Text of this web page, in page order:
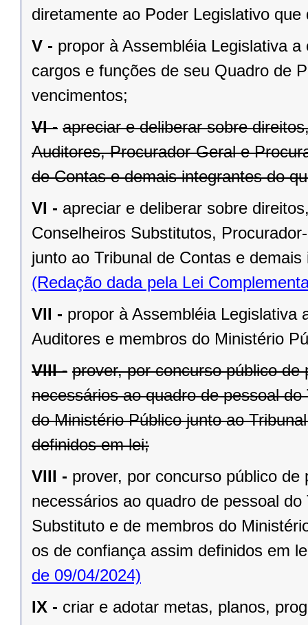
diretamente ao Poder Legislativo
V - propor à Assembléia Legislativa
cargos e funções de seu Quadro de
vencimentos;
VI - apreciar e deliberar sobre
Auditores, Procurador-Geral e
de Contas e demais integrantes do
VI - apreciar e deliberar sobre
Conselheiros Substitutos,
junto ao Tribunal de Contas e
(Redação dada pela Lei
VII - propor à Assembléia Legislativa
Auditores e membros do Ministério
VIII - prover, por concurso público
necessários ao quadro de pessoal
do Ministério Público junto ao
definidos em lei;
VIII - prover, por concurso público
necessários ao quadro de pessoal
Substituto e de membros do
os de confiança assim definidos em
de 09/04/2024)
IX - criar e adotar metas, planos,